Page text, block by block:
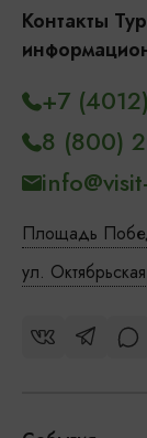
Контакты
Площадь
ул.
+7
8 (800)